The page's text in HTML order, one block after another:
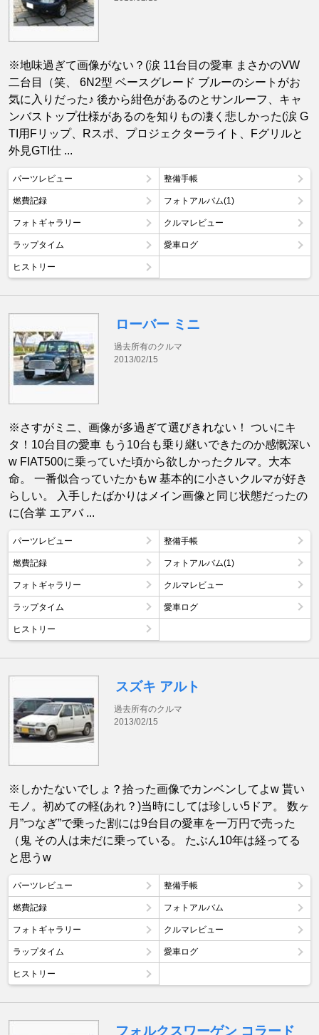
※地味過ぎて画像がない？(涙 11台目の愛車 まさかのVW
二台目（笑、 6N2型 ベースグレード ブルーのシートがお
気に入りだった♪ 後から紺色があるのとサンルーフ、キャ
ンバストップ仕様があるのを知りもの凄く悲しかった(涙 G
TI用Fリップ、Rスポ、プロジェクターライト、Fグリルと
外見GTI仕 ...
パーツレビュー 整備手帳
燃費記録 フォトアルバム(1)
フォトギャラリー クルマレビュー
ラップタイム 愛車ログ
ヒストリー
ローバー ミニ
過去所有のクルマ
2013/02/15
※さすがミニ、画像が多過ぎて選びきれない！ ついにキ
タ！10台目の愛車 もう10台も乗り継いできたのか感慨深い
w FIAT500に乗っていた頃から欲しかったクルマ。大本
命。 一番似合っていたかもw 基本的に小さいクルマが好き
らしい。 入手したばかりはメイン画像と同じ状態だったの
に(合掌 エアバ ...
パーツレビュー 整備手帳
燃費記録 フォトアルバム(1)
フォトギャラリー クルマレビュー
ラップタイム 愛車ログ
ヒストリー
スズキ アルト
過去所有のクルマ
2013/02/15
※しかたないでしょ？拾った画像でカンベンしてよw 貰い
モノ。初めての軽(あれ？)当時にしては珍しい5ドア。 数ヶ
月”つなぎ”で乗った割には9台目の愛車を一万円で売った
（鬼 その人は未だに乗っている。 たぶん10年は経ってる
と思うw
パーツレビュー 整備手帳
燃費記録 フォトアルバム
フォトギャラリー クルマレビュー
ラップタイム 愛車ログ
ヒストリー
フォルクスワーゲン コラード